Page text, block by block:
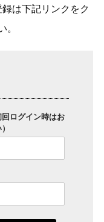
は下記リンクをク
。
ログイン時はお